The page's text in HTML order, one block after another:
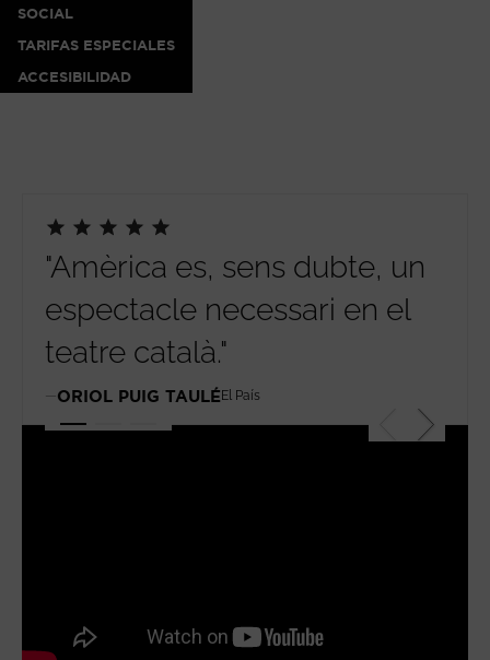
SOCIAL
TARIFAS ESPECIALES
ACCESIBILIDAD
"Amèrica es, sens dubte, un
espectacle necessari en el
teatre català."
ORIOL PUIG TAULÉ El País
de